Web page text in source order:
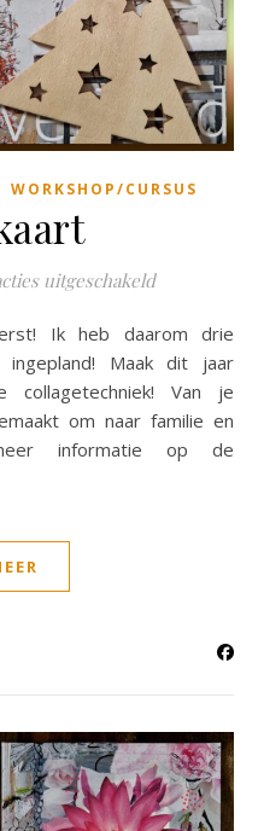
WORKSHOP/CURSUS
uitgeschakeldvoor
ingepland! Maak dit jaar
collagetechniek! Van je
om naar familie en
informatie op de